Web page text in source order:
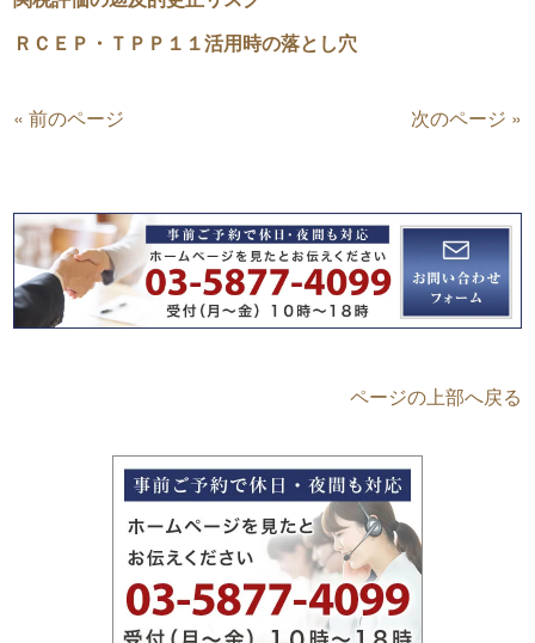
ＲＣＥＰ・ＴＰＰ１１活用時の落とし穴
« 前のページ 次のページ »
ページの上部へ戻る